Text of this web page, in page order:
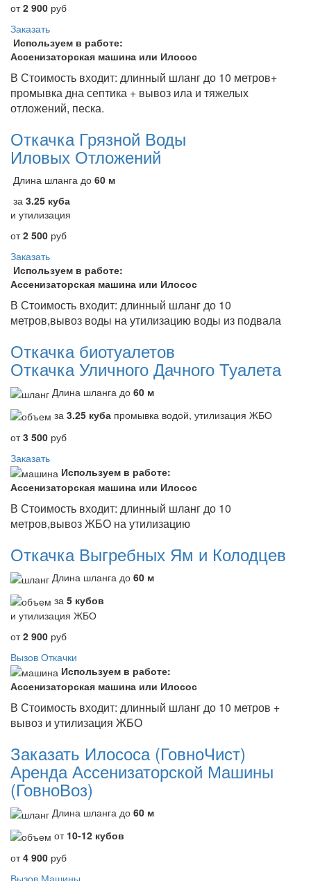
от2 900 руб
Заказать
Используем в работе:
Ассенизаторская машина или Илосос
В Стоимость входит: длинный шланг до 10 метров+
промывка дна септика + вывоз ила и тяжелых
отложений, песка.
Откачка Грязной Воды
Иловых Отложений
Длина шланга до 60 м
за 3.25 куба
и утилизация
от2 500 руб
Заказать
Используем в работе:
Ассенизаторская машина или Илосос
В Стоимость входит: длинный шланг до 10
метров,вывоз воды на утилизацию воды из подвала
Откачка биотуалетов
Откачка Уличного Дачного Туалета
Длина шланга до 60 м
за 3.25 куба промывка водой, утилизация ЖБО
от3 500 руб
Заказать
Используем в работе:
Ассенизаторская машина или Илосос
В Стоимость входит: длинный шланг до 10
метров,вывоз ЖБО на утилизацию
Откачка Выгребных Ям и Колодцев
Длина шланга до 60 м
за 5 кубов
и утилизация ЖБО
от2 900 руб
Вызов Откачки
Используем в работе:
Ассенизаторская машина или Илосос
В Стоимость входит: длинный шланг до 10 метров +
вывоз и утилизация ЖБО
Заказать Илососа (ГовноЧист)
Аренда Ассенизаторской Машины
(ГовноВоз)
Длина шланга до 60 м
от 10-12 кубов
от4 900 руб
Вызов Машины